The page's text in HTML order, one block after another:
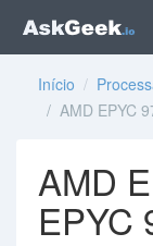
Início /
/ AMD EPYC
AMD
EPYC